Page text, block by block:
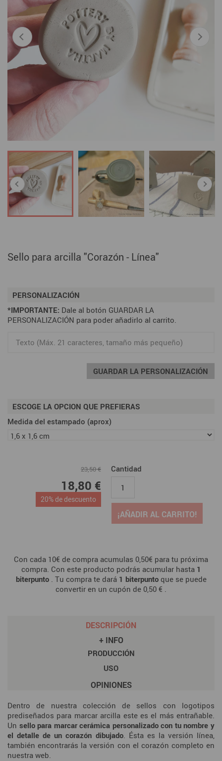
Sello para arcilla "Corazón - Línea"
PERSONALIZACIÓN
*IMPORTANTE: Dale al botón GUARDAR LA
PERSONALIZACIÓN para poder añadirlo al carrito.
GUARDAR LA PERSONALIZACIÓN
ESCOGE LA OPCION QUE PREFIERAS
Medida del estampado (aprox)
23,50 €
18,80 €
20% de descuento
Cantidad
¡AÑADIR AL CARRITO!
Con cada 10€ de compra acumulas 0,50€ para tu próxima
compra. Con este producto podrás acumular hasta 1
biterpunto. Tu compra te dará 1 biterpuntoque se puede
convertir en un cupón de 0,50 € .
DESCRIPCIÓN
+ INFO
PRODUCCIÓN
USO
OPINIONES
Dentro de nuestra colección de sellos con logotipos
prediseñados para marcar arcilla este es el más entrañable.
Un sello para marcar cerámica personalizado con tu nombre y
el detalle de un corazón dibujado. Ésta es la versión línea,
también encontrarás la versión con el corazón completo en
nuestra web.